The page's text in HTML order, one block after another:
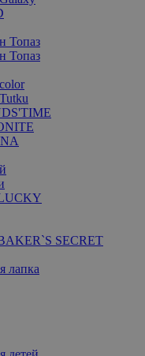
Топаз
Топаз
SECRET
лапка